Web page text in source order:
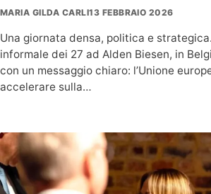
MARIA GILDA CARLI13 FEBBRAIO 2026
Una giornata densa, politica e
informale dei 27 ad Alden Biesen, in
con un messaggio chiaro: l’Unione
accelerare sulla…